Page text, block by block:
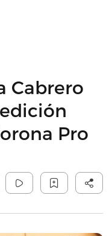
Cabrero
Pro